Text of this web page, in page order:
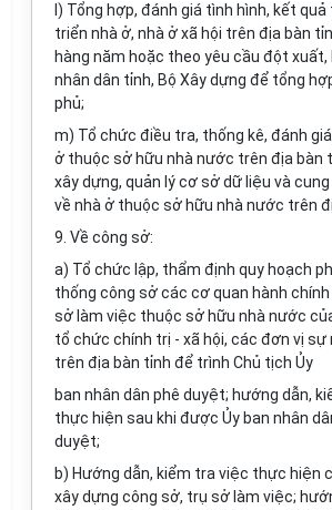
l) Tổng hợp, đánh giá tình hình, kết
triển nhà ở, nhà ở xã hội trên địa bàn
hàng năm hoặc theo yêu cầu đột xuất,
nhân dân tỉnh, Bộ Xây dựng để tổng
phủ;
m) Tổ chức điều tra, thống kê, đánh
ở thuộc sở hữu nhà nước trên địa bàn
xây dựng, quản lý cơ sở dữ liệu và
về nhà ở thuộc sở hữu nhà nước trên
9. Về công sở:
a) Tổ chức lập, thẩm định quy hoạch
thống công sở các cơ quan hành
sở làm việc thuộc sở hữu nhà nước
tổ chức chính trị - xã hội, các đơn vị sự
trên địa bàn tỉnh để trình Chủ tịch Ủy
ban nhân dân phê duyệt; hướng dẫn,
thực hiện sau khi được Ủy ban nhân
duyệt;
b) Hướng dẫn, kiểm tra việc thực hiện
xây dựng công sở, trụ sở làm việc;